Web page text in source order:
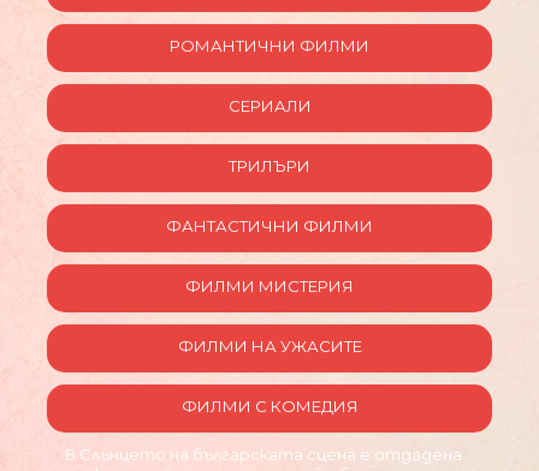
РОМАНТИЧНИ ФИЛМИ
СЕРИАЛИ
ТРИЛЪРИ
ФАНТАСТИЧНИ ФИЛМИ
ФИЛМИ МИСТЕРИЯ
ФИЛМИ НА УЖАСИТЕ
ФИЛМИ С КОМЕДИЯ
В Слънцето на българската сцена е отдадена